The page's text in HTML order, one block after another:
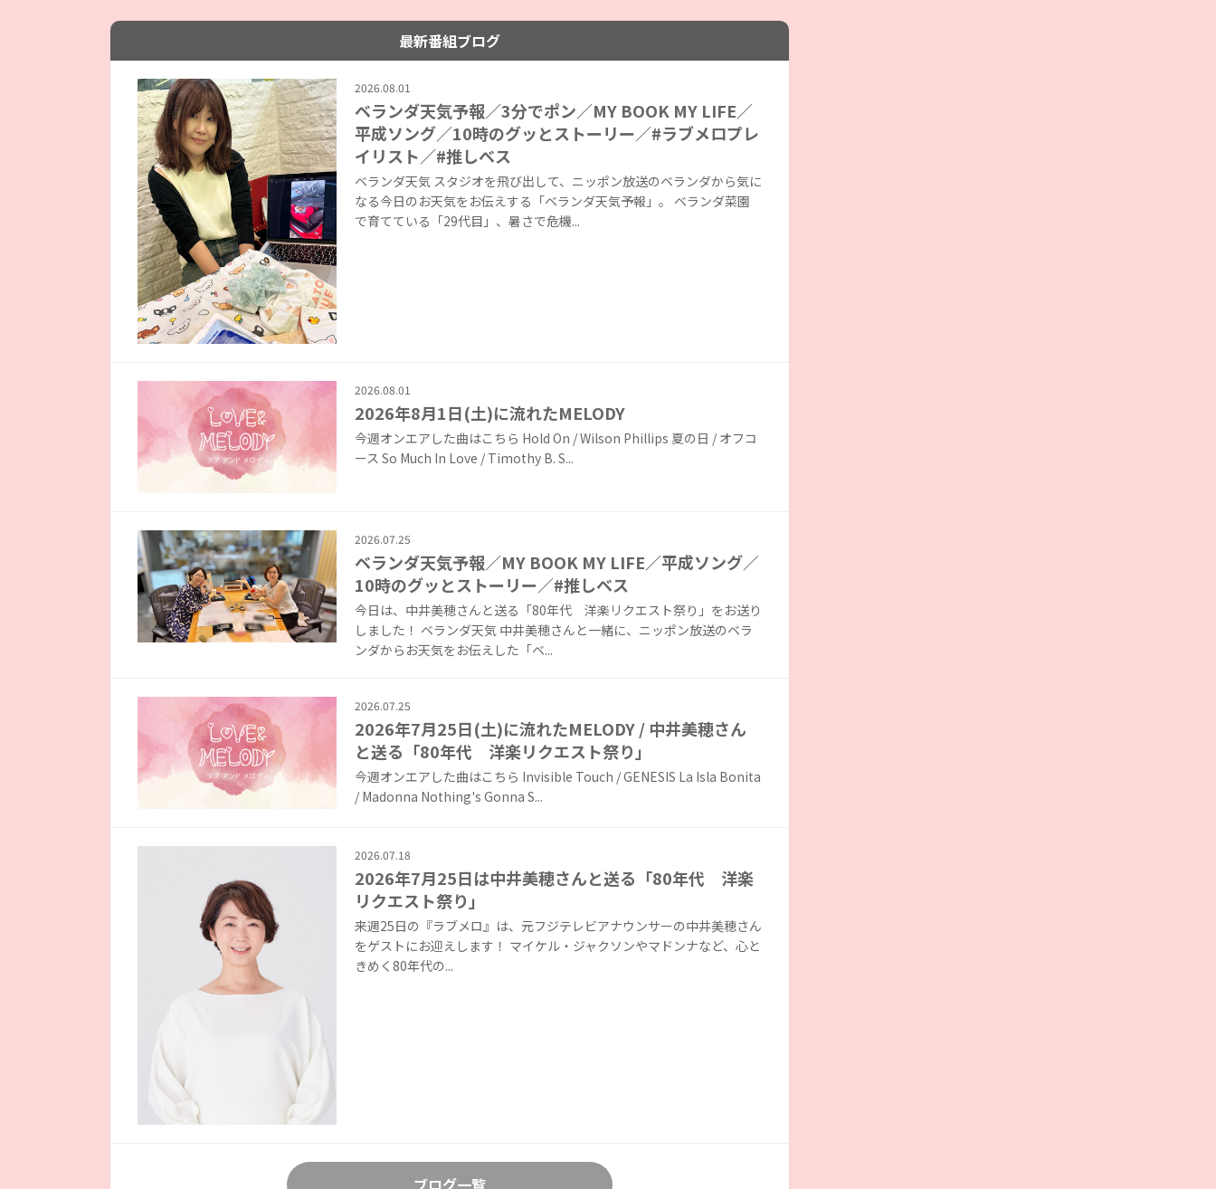
最新番組ブログ
2026.08.01
ベランダ天気予報／3分でポン／MY BOOK MY LIFE／
平成ソング／10時のグッとストーリー／#ラブメロプレ
イリスト／#推しベス
ベランダ天気 スタジオを飛び出して、ニッポン放送のベランダから気に
なる今日のお天気をお伝えする「ベランダ天気予報」。 ベランダ菜園
で育てている「29代目」、暑さで危機...
2026.08.01
2026年8月1日(土)に流れたMELODY
今週オンエアした曲はこちら Hold On / Wilson Phillips 夏の日 / オフコ
ース So Much In Love / Timothy B. S...
2026.07.25
ベランダ天気予報／MY BOOK MY LIFE／平成ソング／
10時のグッとストーリー／#推しベス
今日は、中井美穂さんと送る「80年代 洋楽リクエスト祭り」をお送り
しました！ ベランダ天気 中井美穂さんと一緒に、ニッポン放送のベラ
ンダからお天気をお伝えした「ベ...
2026.07.25
2026年7月25日(土)に流れたMELODY / 中井美穂さん
と送る「80年代 洋楽リクエスト祭り」
今週オンエアした曲はこちら Invisible Touch / GENESIS La Isla Bonita
/ Madonna Nothing's Gonna S...
2026.07.18
2026年7月25日は中井美穂さんと送る「80年代 洋楽
リクエスト祭り」
来週25日の『ラブメロ』は、元フジテレビアナウンサーの中井美穂さん
をゲストにお迎えします！ マイケル・ジャクソンやマドンナなど、心と
きめく80年代の...
ブログ一覧